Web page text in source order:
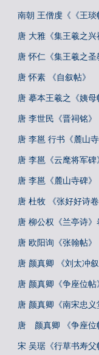
南朝 王僧虔《《王琰
唐 大雅《集王羲之兴
唐 怀仁《集王羲之圣
唐 怀素 《自叙帖》
唐 摹本王羲之《姨母
唐 李世民《晋祠铭》
唐 李邕 行书《麓山寺
唐 李邕《云麾将军碑
唐 李邕《麓山寺碑》
唐 杜牧 《张好好诗卷
唐 柳公权《兰亭诗》
唐 欧阳询《张翰帖》
唐 颜真卿 《刘太冲叙
唐 颜真卿《争座位帖
唐 颜真卿《南宋忠
唐 颜真卿 《争座位
宋 吴琚《行草书寿父